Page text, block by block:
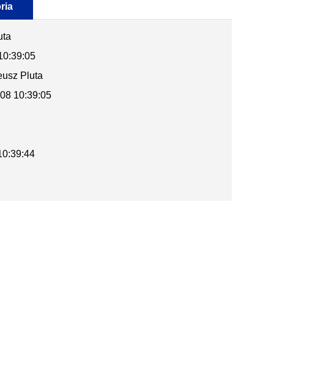
Pluta
10:39:05